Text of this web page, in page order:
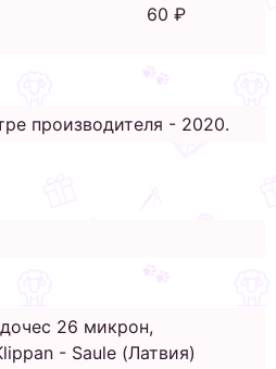
60 ₽
производителя - 2020.
26 микрон,
- Saule (Латвия)